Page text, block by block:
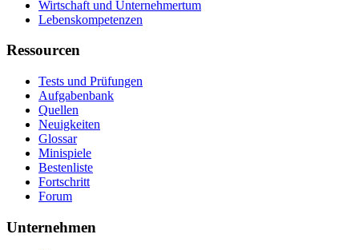
Wirtschaft und Unternehmertum
Lebenskompetenzen
Ressourcen
Tests und Prüfungen
Aufgabenbank
Quellen
Neuigkeiten
Glossar
Minispiele
Bestenliste
Fortschritt
Forum
Unternehmen